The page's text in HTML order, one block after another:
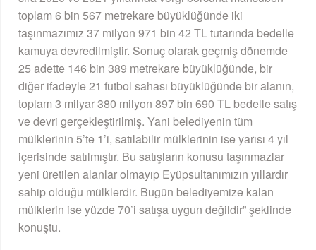
toplam 6 bin 567 metrekare büyüklüğünde iki
taşınmazımız 37 milyon 971 bin 42 TL tutarında bedelle
kamuya devredilmiştir. Sonuç olarak geçmiş dönemde
25 adette 146 bin 389 metrekare büyüklüğünde, bir
diğer ifadeyle 21 futbol sahası büyüklüğünde bir alanın,
toplam 3 milyar 380 milyon 897 bin 690 TL bedelle satış
ve devri gerçekleştirilmiş. Yani belediyenin tüm
mülklerinin 5’te 1’i, satılabilir mülklerinin ise yarısı 4 yıl
içerisinde satılmıştır. Bu satışların konusu taşınmazlar
yeni üretilen alanlar olmayıp Eyüpsultanımızın yıllardır
sahip olduğu mülklerdir. Bugün belediyemize kalan
mülklerin ise yüzde 70’i satışa uygun değildir” şeklinde
konuştu.